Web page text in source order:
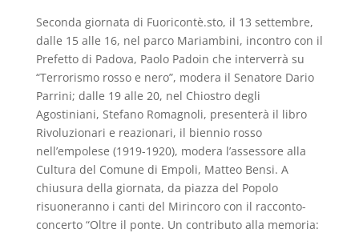
Seconda giornata di Fuoricontè.sto, il 13 settembre,
dalle 15 alle 16, nel parco Mariambini, incontro con il
Prefetto di Padova, Paolo Padoin che interverrà su
“Terrorismo rosso e nero”, modera il Senatore Dario
Parrini; dalle 19 alle 20, nel Chiostro degli
Agostiniani, Stefano Romagnoli, presenterà il libro
Rivoluzionari e reazionari, il biennio rosso
nell’empolese (1919-1920), modera l’assessore alla
Cultura del Comune di Empoli, Matteo Bensi. A
chiusura della giornata, da piazza del Popolo
risuoneranno i canti del Mirincoro con il racconto-
concerto “Oltre il ponte. Un contributo alla memoria: